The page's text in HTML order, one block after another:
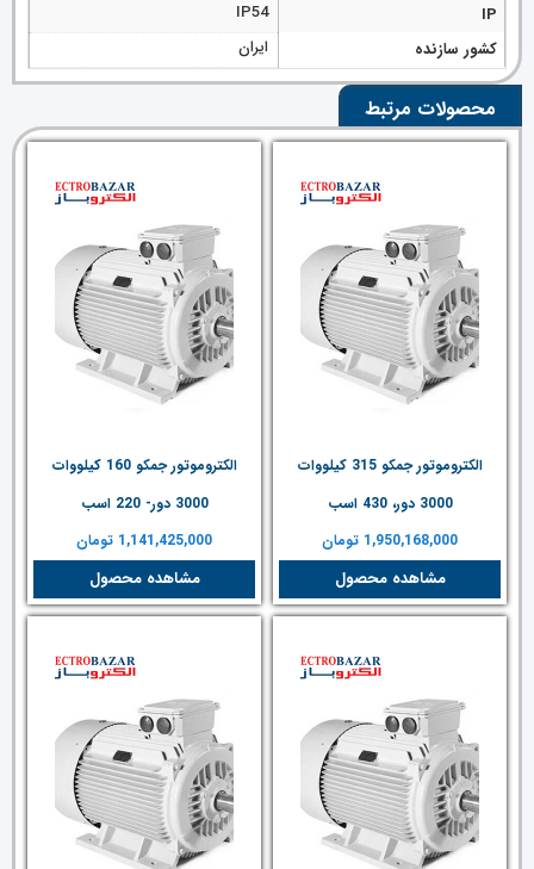
IP
IP54
کشور سازنده
ایران
محصولات مرتبط
الکتروموتور جمکو 315 کیلووات
3000 دور، 430 اسب
1,950,168,000 تومان
مشاهده محصول
الکتروموتور جمکو 160 کیلووات
3000 دور- 220 اسب
1,141,425,000 تومان
مشاهده محصول